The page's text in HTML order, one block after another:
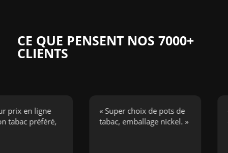
CE QUE PENSENT NOS 7000+
CLIENTS
en ligne
préféré,
« Super choix de pots de
tabac, emballage nickel. »